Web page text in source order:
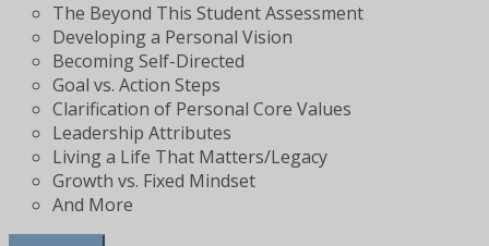
The Beyond This Student Assessment
Developing a Personal Vision
Becoming Self-Directed
Goal vs. Action Steps
Clarification of Personal Core Values
Leadership Attributes
Living a Life That Matters/Legacy
Growth vs. Fixed Mindset
And More